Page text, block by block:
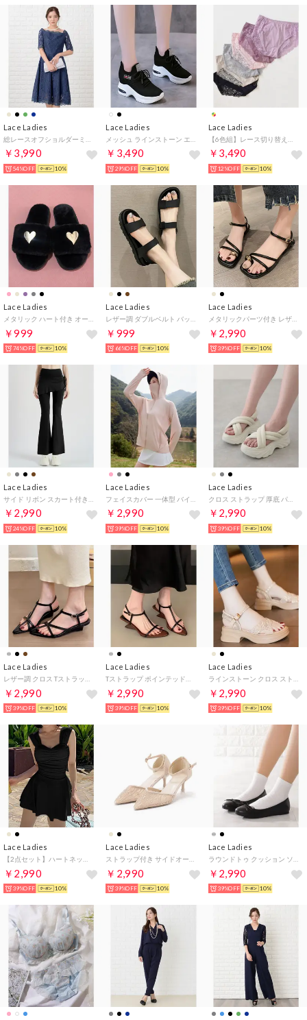
Lace Ladies
￥3,990
54%OFF 10%
Lace Ladies
￥3,490
29%OFF 10%
Lace Ladies
￥3,490
12%OFF 10%
Lace Ladies
メタリック ハート付き オープントゥ ファー スリッパ （ブラック）
￥999
74%OFF 10%
Lace Ladies
レザー調 ダブルベルト バックストラップ 厚底 スポーツ サンダル （ブラック）
￥999
66%OFF 10%
Lace Ladies
メタリックパーツ付き レザー調 ナロー ストラップ サンダル （ブラック）
￥2,990
39%OFF 10%
Lace Ladies
￥2,990
24%OFF 10%
Lace Ladies
￥2,990
39%OFF 10%
Lace Ladies
クロス ストラップ 厚底 パデット サンダル （グレー）
￥2,990
39%OFF 10%
Lace Ladies
レザー調 クロス Tストラップ オープンテッドトゥ サンダル （ブラック）
￥2,990
39%OFF 10%
Lace Ladies
Tストラップ ポインテッドトゥ レザー調 ヒール サンダル （ブラック）
￥2,990
39%OFF 10%
Lace Ladies
ラインストーン クロス ストラップ 厚底 サンダル （ベージュ）
￥2,990
39%OFF 10%
Lace Ladies
￥2,990
39%OFF 10%
Lace Ladies
￥2,990
39%OFF 10%
Lace Ladies
￥2,990
39%OFF 10%